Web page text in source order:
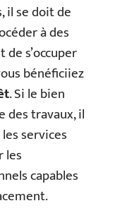
il se doit de
à des
de s’occuper
bénéficiiez
. Si le bien
des travaux, il
services
les
capables